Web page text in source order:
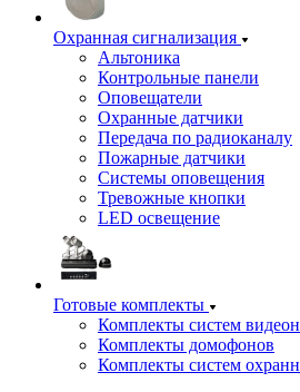
Охранная сигнализация
Альтоника
Контрольные панели
Оповещатели
Охранные датчики
Передача по радиоканалу
Пожарные датчики
Системы оповещения
Тревожные кнопки
LED освещение
Готовые комплекты
Комплекты систем
Комплекты домофонов
Комплекты систем